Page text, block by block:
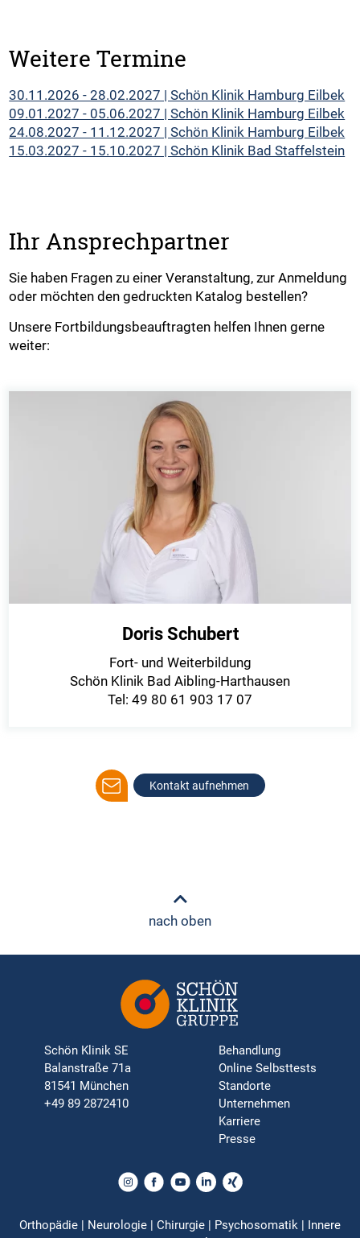
Weitere Termine
30.11.2026 - 28.02.2027 | Schön Klinik Hamburg Eilbek
09.01.2027 - 05.06.2027 | Schön Klinik Hamburg Eilbek
24.08.2027 - 11.12.2027 | Schön Klinik Hamburg Eilbek
15.03.2027 - 15.10.2027 | Schön Klinik Bad Staffelstein
Ihr Ansprechpartner
Sie haben Fragen zu einer Veranstaltung, zur Anmeldung
oder möchten den gedruckten Katalog bestellen?
Unsere Fortbildungsbeauftragten helfen Ihnen gerne
weiter:
Doris Schubert
Fort- und Weiterbildung
Schön Klinik Bad Aibling-Harthausen
Tel: 49 80 61 903 17 07
Kontakt aufnehmen
nach oben
Schön Klinik SE
Balanstraße 71a
81541 München
+49 89 2872410
Behandlung
Online Selbsttests
Standorte
Unternehmen
Karriere
Presse
Orthopädie | Neurologie | Chirurgie | Psychosomatik | Innere